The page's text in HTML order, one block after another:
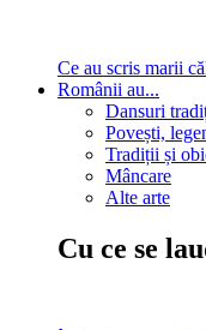
Ce au scris marii
Românii au...
Dansuri
Povești,
Tradiții și
Mâncare
Alte arte
Cu ce se